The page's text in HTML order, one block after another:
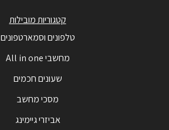
קטגוריות מובילות
טלפונים וסמארטפונים
מחשבי All in one
שעונים חכמים
מסכי מחשב
אביזרי גיימינג